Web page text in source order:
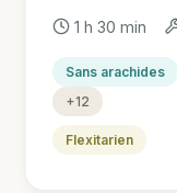
1 h 30 min
Sans arachides
+12
Flexitarien